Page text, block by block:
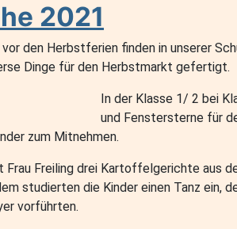
2021
den Herbstferien finden in unserer
Dinge für den Herbstmarkt gefertigt.
In der Klasse 1/ 2 bei
und Fenstersterne für
zum Mitnehmen.
Frau Freiling drei Kartoffelgerichte
studierten die Kinder einen Tanz
vorführten.